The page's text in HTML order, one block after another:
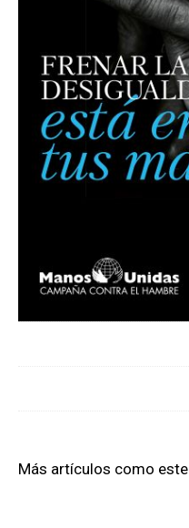
Más artículos como este